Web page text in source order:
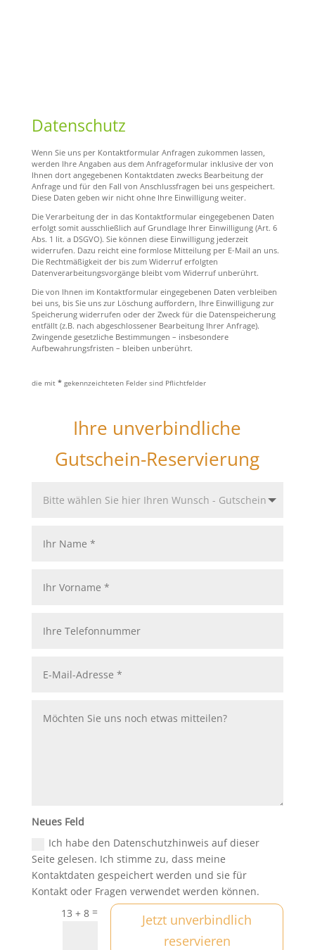
Datenschutz
Wenn Sie uns per Kontaktformular Anfragen zukommen lassen,
werden Ihre Angaben aus dem Anfrageformular inklusive der von
Ihnen dort angegebenen Kontaktdaten zwecks Bearbeitung der
Anfrage und für den Fall von Anschlussfragen bei uns gespeichert.
Diese Daten geben wir nicht ohne Ihre Einwilligung weiter.
Die Verarbeitung der in das Kontaktformular eingegebenen Daten
erfolgt somit ausschließlich auf Grundlage Ihrer Einwilligung (Art. 6
Abs. 1 lit. a DSGVO). Sie können diese Einwilligung jederzeit
widerrufen. Dazu reicht eine formlose Mitteilung per E-Mail an uns.
Die Rechtmäßigkeit der bis zum Widerruf erfolgten
Datenverarbeitungsvorgänge bleibt vom Widerruf unberührt.
Die von Ihnen im Kontaktformular eingegebenen Daten verbleiben
bei uns, bis Sie uns zur Löschung auffordern, Ihre Einwilligung zur
Speicherung widerrufen oder der Zweck für die Datenspeicherung
entfällt (z.B. nach abgeschlossener Bearbeitung Ihrer Anfrage).
Zwingende gesetzliche Bestimmungen – insbesondere
Aufbewahrungsfristen – bleiben unberührt.
die mit *gekennzeichteten Felder sind Pflichtfelder
Ihre unverbindliche
Gutschein-Reservierung
Neues Feld
Ich habe den Datenschutzhinweis auf dieser
Seite gelesen. Ich stimme zu, dass meine
Kontaktdaten gespeichert werden und sie für
Kontakt oder Fragen verwendet werden können.
13 + 8 =
Jetzt unverbindlich
reservieren